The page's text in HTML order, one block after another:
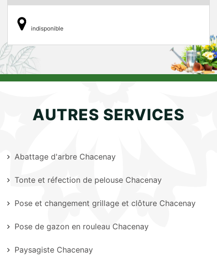
indisponible
AUTRES SERVICES
Abattage d'arbre Chacenay
Tonte et réfection de pelouse Chacenay
Pose et changement grillage et clôture Chacenay
Pose de gazon en rouleau Chacenay
Paysagiste Chacenay